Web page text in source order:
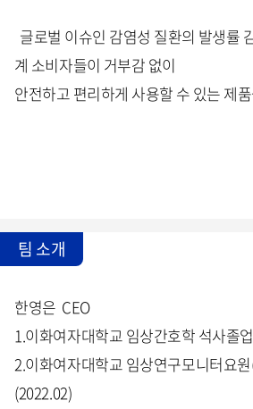
글로벌 이슈인 감염성 질환의 발생률
계 소비자들이 거부감 없이
안전하고 편리하게 사용할 수 있는 제
팀 소개
한영은 CEO
1.이화여자대학교 임상간호학 석사졸업
2.이화여자대학교 임상연구모니터요
(2022.02)